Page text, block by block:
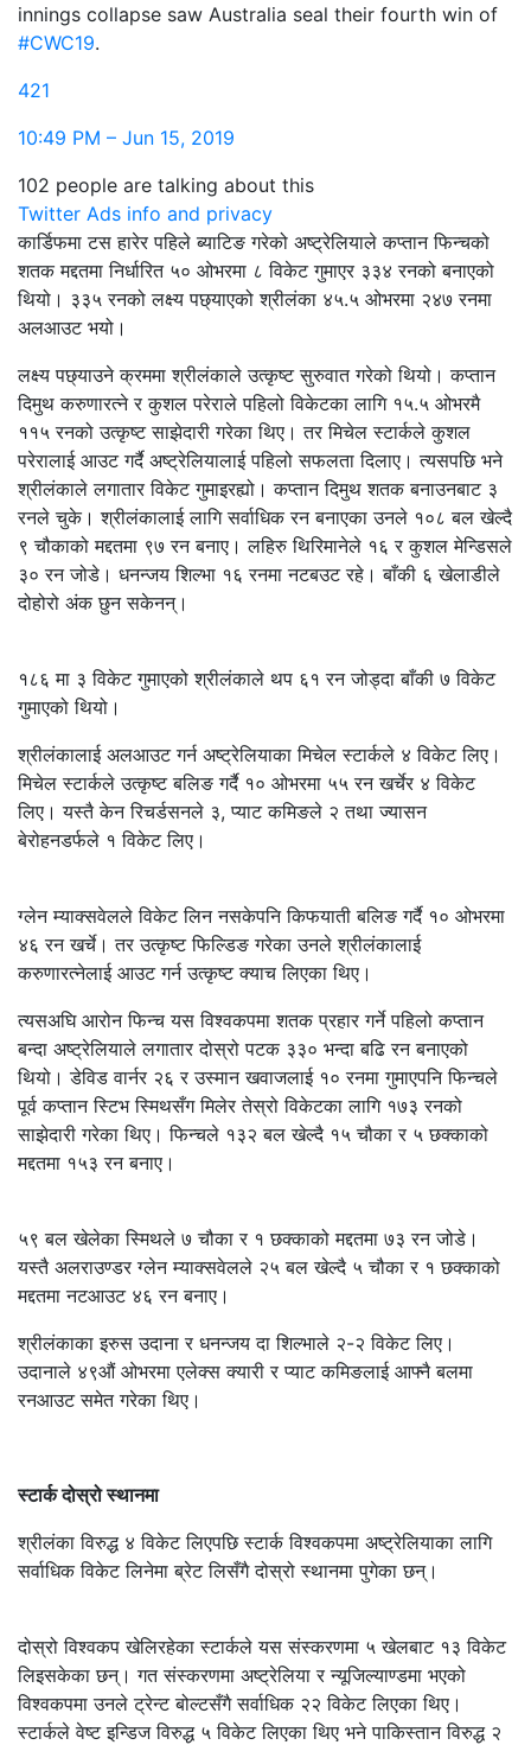
innings collapse saw Australia seal their fourth win of
#CWC19.
421
10:49 PM – Jun 15, 2019
102 people are talking about this
Twitter Ads info and privacy
कार्डिफमा टस हारेर पहिले ब्याटिङ गरेको अष्ट्रेलियाले कप्तान फिन्चको
शतक मद्दतमा निर्धारित ५० ओभरमा ८ विकेट गुमाएर ३३४ रनको बनाएको
थियो। ३३५ रनको लक्ष्य पछ्याएको श्रीलंका ४५.५ ओभरमा २४७ रनमा
अलआउट भयो।
लक्ष्य पछ्याउने क्रममा श्रीलंकाले उत्कृष्ट सुरुवात गरेको थियो। कप्तान
दिमुथ करुणारत्ने र कुशल परेराले पहिलो विकेटका लागि १५.५ ओभरमै
११५ रनको उत्कृष्ट साझेदारी गरेका थिए। तर मिचेल स्टार्कले कुशल
परेरालाई आउट गर्दै अष्ट्रेलियालाई पहिलो सफलता दिलाए। त्यसपछि भने
श्रीलंकाले लगातार विकेट गुमाइरह्यो। कप्तान दिमुथ शतक बनाउनबाट ३
रनले चुके। श्रीलंकालाई लागि सर्वाधिक रन बनाएका उनले १०८ बल खेल्दै
९ चौकाको मद्दतमा ९७ रन बनाए। लहिरु थिरिमानेले १६ र कुशल मेन्डिसले
३० रन जोडे। धनन्जय शिल्भा १६ रनमा नटबउट रहे। बाँकी ६ खेलाडीले
दोहोरो अंक छुन सकेनन्।
१८६ मा ३ विकेट गुमाएको श्रीलंकाले थप ६१ रन जोड्दा बाँकी ७ विकेट
गुमाएको थियो।
श्रीलंकालाई अलआउट गर्न अष्ट्रेलियाका मिचेल स्टार्कले ४ विकेट लिए।
मिचेल स्टार्कले उत्कृष्ट बलिङ गर्दै १० ओभरमा ५५ रन खर्चेर ४ विकेट
लिए। यस्तै केन रिचर्डसनले ३, प्याट कमिङले २ तथा ज्यासन
बेरोहनडर्फले १ विकेट लिए।
ग्लेन म्याक्सवेलले विकेट लिन नसकेपनि किफयाती बलिङ गर्दै १० ओभरमा
४६ रन खर्चे। तर उत्कृष्ट फिल्डिङ गरेका उनले श्रीलंकालाई
करुणारत्नेलाई आउट गर्न उत्कृष्ट क्याच लिएका थिए।
त्यसअघि आरोन फिन्च यस विश्वकपमा शतक प्रहार गर्ने पहिलो कप्तान
बन्दा अष्ट्रेलियाले लगातार दोस्रो पटक ३३० भन्दा बढि रन बनाएको
थियो। डेविड वार्नर २६ र उस्मान खवाजलाई १० रनमा गुमाएपनि फिन्चले
पूर्व कप्तान स्टिभ स्मिथसँग मिलेर तेस्रो विकेटका लागि १७३ रनको
साझेदारी गरेका थिए। फिन्चले १३२ बल खेल्दै १५ चौका र ५ छक्काको
मद्दतमा १५३ रन बनाए।
५९ बल खेलेका स्मिथले ७ चौका र १ छक्काको मद्दतमा ७३ रन जोडे।
यस्तै अलराउण्डर ग्लेन म्याक्सवेलले २५ बल खेल्दै ५ चौका र १ छक्काको
मद्दतमा नटआउट ४६ रन बनाए।
श्रीलंकाका इरुस उदाना र धनन्जय दा शिल्भाले २-२ विकेट लिए।
उदानाले ४९औं ओभरमा एलेक्स क्यारी र प्याट कमिङलाई आफ्नै बलमा
रनआउट समेत गरेका थिए।
स्टार्क दोस्रो स्थानमा
श्रीलंका विरुद्ध ४ विकेट लिएपछि स्टार्क विश्वकपमा अष्ट्रेलियाका लागि
सर्वाधिक विकेट लिनेमा ब्रेट लिसँगै दोस्रो स्थानमा पुगेका छन्।
दोस्रो विश्वकप खेलिरहेका स्टार्कले यस संस्करणमा ५ खेलबाट १३ विकेट
लिइसकेका छन्। गत संस्करणमा अष्ट्रेलिया र न्यूजिल्याण्डमा भएको
विश्वकपमा उनले ट्रेन्ट बोल्टसँगै सर्वाधिक २२ विकेट लिएका थिए।
स्टार्कले वेष्ट इन्डिज विरुद्ध ५ विकेट लिएका थिए भने पाकिस्तान विरुद्ध २